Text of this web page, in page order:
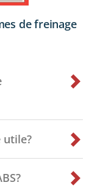
de freinage
utile?